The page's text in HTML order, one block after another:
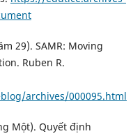
29). SAMR: Moving
Ruben R.
archives/000095.html
Một). Quyết định